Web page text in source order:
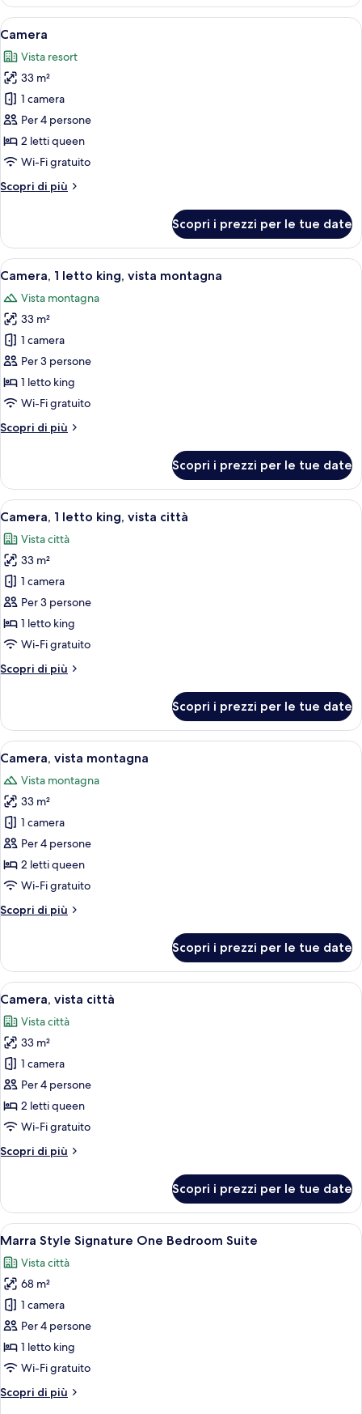
Apri
tutte
le
foto
per
Camera
Camera d'albergo con due letti, una
5
Camera
Vista resort
33 m²
1 camera
Per 4 persone
2 letti queen
Wi-Fi gratuito
Scopri di più
Altri
Scopri i prezzi per le tue date
Apri
tutte
le
foto
per
Camera,
1
letto
vista
Una camera d'hotel moderna con
7
Camera, 1 letto king, vista montagna
Vista montagna
33 m²
1 camera
Per 3 persone
1 letto king
Wi-Fi gratuito
Scopri di più
Altri
1
letto
king,
montagna
Scopri i prezzi per le tue date
Apri
tutte
le
foto
per
Camera,
1
letto
vista
Una vista notturna di una città con
6
Camera, 1 letto king, vista città
Vista città
33 m²
1 camera
Per 3 persone
1 letto king
Wi-Fi gratuito
Scopri di più
Altri
1
letto
king,
città
Scopri i prezzi per le tue date
Apri
tutte
le
foto
per
Camera,
vista
montagna
Camera d'albergo con due letti, una
6
Camera, vista montagna
Vista montagna
33 m²
1 camera
Per 4 persone
2 letti queen
Wi-Fi gratuito
Scopri di più
Altri
vista
montagna
Scopri i prezzi per le tue date
Apri
tutte
le
foto
per
Camera,
vista
città
Una vista notturna di una città con
5
Camera, vista città
Vista città
33 m²
1 camera
Per 4 persone
2 letti queen
Wi-Fi gratuito
Scopri di più
Altri
vista
città
Scopri i prezzi per le tue date
Apri
tutte
le
foto
per
Marra
Style
Signature
Bedroom
Una moderna camera d'albergo con
5
Marra Style Signature One Bedroom Suite
Vista città
68 m²
1 camera
Per 4 persone
1 letto king
Wi-Fi gratuito
Scopri di più
Altri